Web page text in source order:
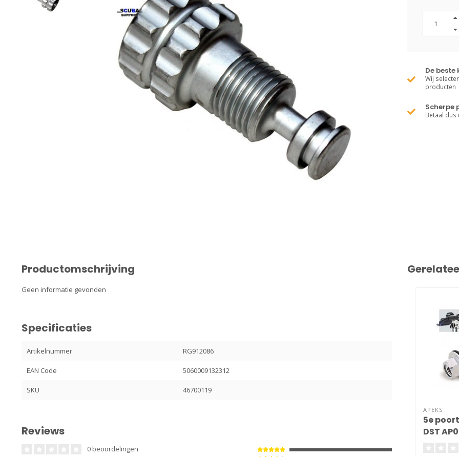
De beste
Wij
producten
Scherpe
Betaal dus
Productomschrijving
Geen informatie gevonden
Specificaties
Artikelnummer RG912086
EAN Code 5060009132312
SKU 46700119
Reviews
0 beoordelingen
APEKS
5e
DST